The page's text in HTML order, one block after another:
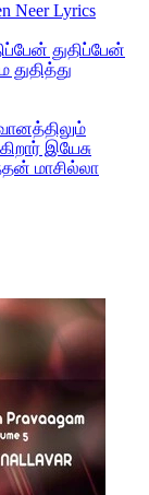
Neer Lyrics
துதிப்பேன்
துதித்து
இயேசு
மாசில்லா